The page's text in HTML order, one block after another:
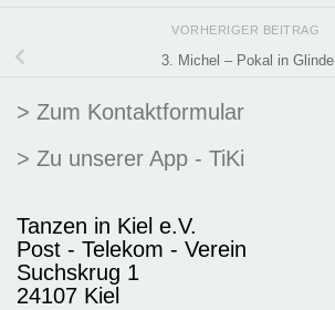
VORHERIGER BEITRAG
3. Michel – Pokal in Glinde
> Zum Kontaktformular
> Zu unserer App - TiKi
Tanzen in Kiel e.V.
Post - Telekom - Verein
Suchskrug 1
24107 Kiel